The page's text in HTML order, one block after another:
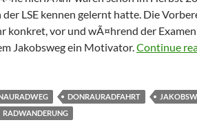
der LSE kennen gelernt hatte. Die
konkret, vor und wÃ¤hrend der
Jakobsweg ein Motivator.Continue
DONRAURADFAHRT
RADWANDERUNG